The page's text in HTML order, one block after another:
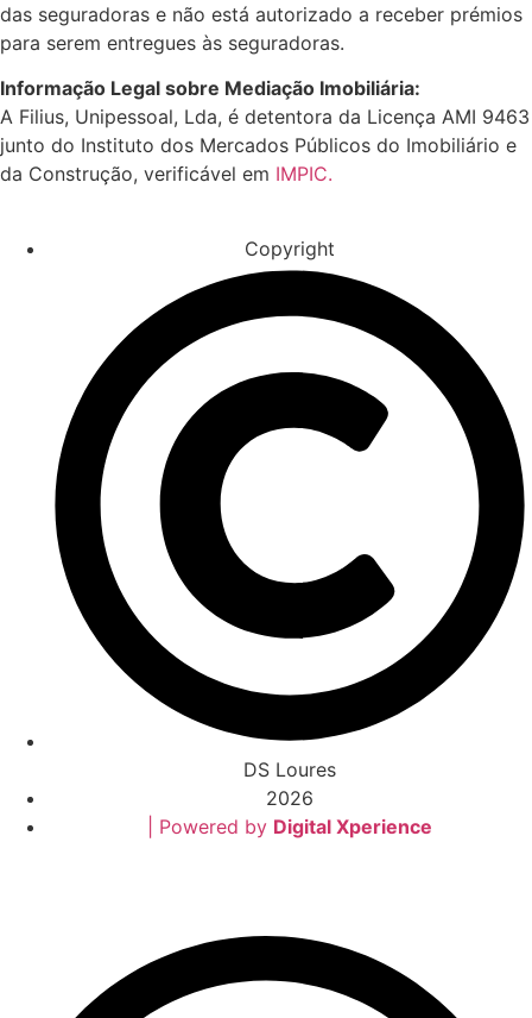
das seguradoras e não está autorizado a receber prémios
para serem entregues às seguradoras.
Informação Legal sobre Mediação Imobiliária:
A Filius, Unipessoal, Lda, é detentora da Licença AMI 9463
junto do Instituto dos Mercados Públicos do Imobiliário e
da Construção, verificável em IMPIC.
Copyright
DS Loures
2026
| Powered by Digital Xperience